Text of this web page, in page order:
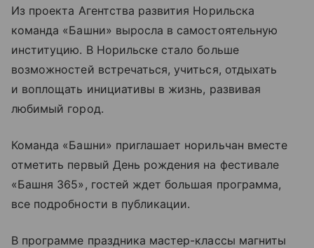
Из проекта Агентства развития Норильска
команда «Башни» выросла в самостоятельную
институцию. В Норильске стало больше
возможностей встречаться, учиться, отдыхать
и воплощать инициативы в жизнь, развивая
любимый город.
Команда «Башни» приглашает норильчан вместе
отметить первый День рождения на фестивале
«Башня 365», гостей ждет большая программа,
все подробности в публикации.
В программе праздника мастер-классы магниты